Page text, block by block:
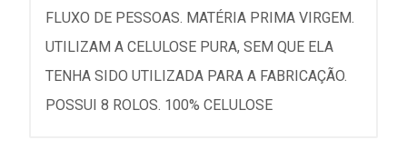
FLUXO DE PESSOAS. MATÉRIA PRIMA VIRGEM.
UTILIZAM A CELULOSE PURA, SEM QUE ELA
TENHA SIDO UTILIZADA PARA A FABRICAÇÃO.
POSSUI 8 ROLOS. 100% CELULOSE